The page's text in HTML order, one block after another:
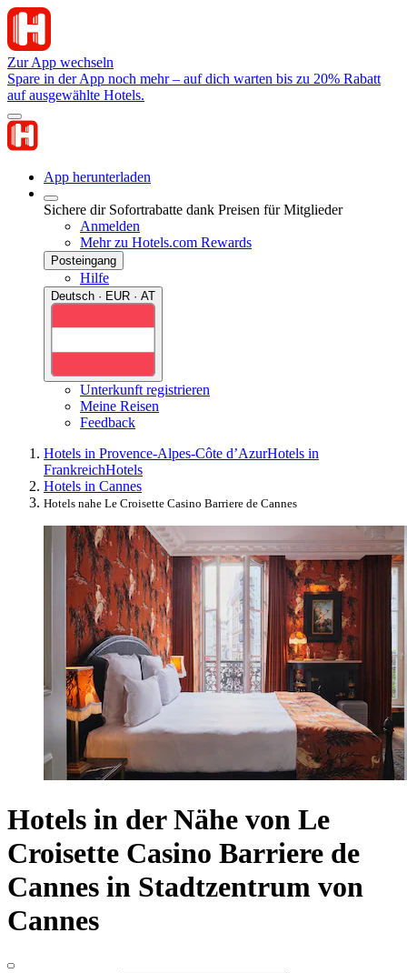
Zur App wechseln
Spare in der App noch mehr – auf dich warten bis zu 20% Rabatt
auf ausgewählte Hotels.
App herunterladen
Sichere dir Sofortrabatte dank Preisen für Mitglieder
Anmelden
Mehr zu Hotels.com Rewards
Posteingang
Hilfe
Deutsch · EUR · AT
Unterkunft registrieren
Meine Reisen
Feedback
Hotels in Provence-Alpes-Côte d’AzurHotels in
FrankreichHotels
Hotels in Cannes
Hotels nahe Le Croisette Casino Barriere de Cannes
Hotels in der Nähe von Le
Croisette Casino Barriere de
Cannes in Stadtzentrum von
Cannes